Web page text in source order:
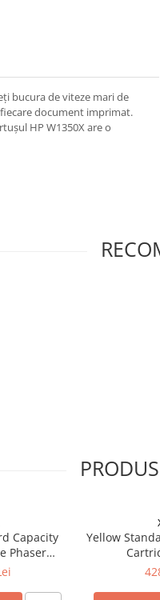
bucura de viteze mari de
document imprimat.
HP W1350X are o
Capacity
Phaser
6515
Yellow
6510/